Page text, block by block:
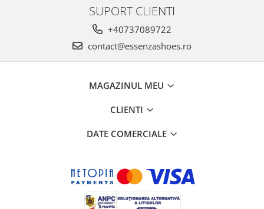
SUPORT CLIENTI
+40737089722
contact@essenzashoes.ro
MAGAZINUL MEU
CLIENTI
DATE COMERCIALE